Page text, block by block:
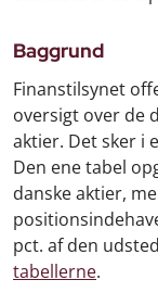
Baggrund
Finanstilsynet
oversigt over de
aktier. Det sker i
Den ene tabel
danske aktier,
pct. af den
tabellerne.